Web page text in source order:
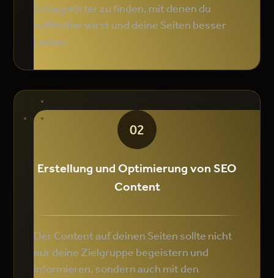
Schlagwörter zu finden, mit denen du
auffindbar wirst und deine Seiten besser
ranken.
02
Erstellung und Optimierung von SEO
Content
Der Content auf deinen Seiten sollte nicht
nur deine Zielgruppe begeistern und
informieren, sondern auch mit den